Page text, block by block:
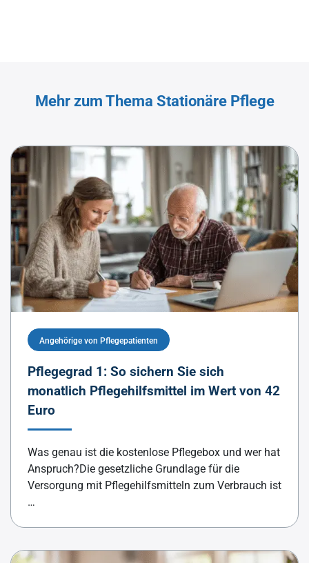
Mehr zum Thema Stationäre Pflege
Angehörige von Pflegepatienten
Pflegegrad 1: So sichern Sie sich
monatlich Pflegehilfsmittel im Wert von 42
Euro
Was genau ist die kostenlose Pflegebox und wer hat
Anspruch?Die gesetzliche Grundlage für die
Versorgung mit Pflegehilfsmitteln zum Verbrauch ist
…